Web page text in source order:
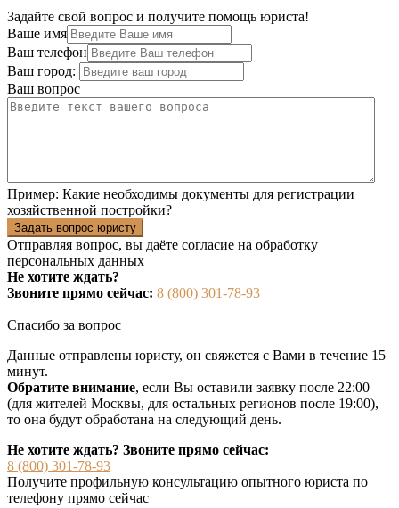
Задайте свой вопрос и получите помощь юриста!
Ваше имя
Ваш телефон
Ваш город:
Ваш вопрос
Пример: Какие необходимы документы для регистрации
хозяйственной постройки?
Задать вопрос юристу
Отправляя вопрос, вы даёте согласие на обработку
персональных данных
Не хотите ждать?
Звоните прямо сейчас: 8 (800) 301-78-93
Спасибо за вопрос
Данные отправлены юристу, он свяжется с Вами в течение 15
минут.
Обратите внимание, если Вы оставили заявку после 22:00
(для жителей Москвы, для остальных регионов после 19:00),
то она будут обработана на следующий день.
Не хотите ждать? Звоните прямо сейчас:
8 (800) 301-78-93
Получите профильную консультацию опытного юриста по
телефону прямо сейчас